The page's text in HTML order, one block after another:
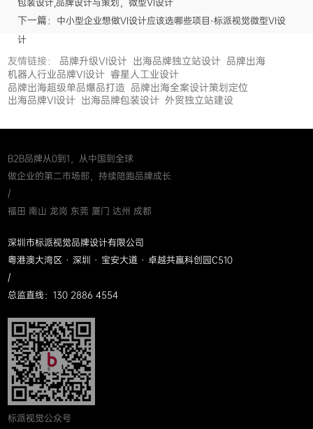
包装设计,品牌设计与策划，微型VI设计
下一篇： 中小型企业想做VI设计应该选哪些项目-标派视觉微型VI设
计
友情链接： 品牌升级VI设计 出海品牌独立站设计 品牌出海
机器人行业品牌VI设计 睿星人工业设计
品牌出海超级单品爆品打造 品牌出海全案设计策划定位
出海品牌VI设计 出海品牌包装设计 外贸独立站建设
B2B品牌从0到1，从中国到全球
做企业的第二市场部，持续陪跑品牌成长
/
福田 南山 龙岗 东莞 厦门 达州 成都
深圳市标派视觉品牌设计有限公司
粤港澳大湾区 · 深圳 · 宝安大道 · 卓越共赢科创园C510
/
总监直线：130 2886 4554
标派视觉公众号